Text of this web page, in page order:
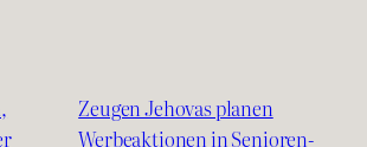
Zeugen Jehovas planen
Werbeaktionen in Senioren-